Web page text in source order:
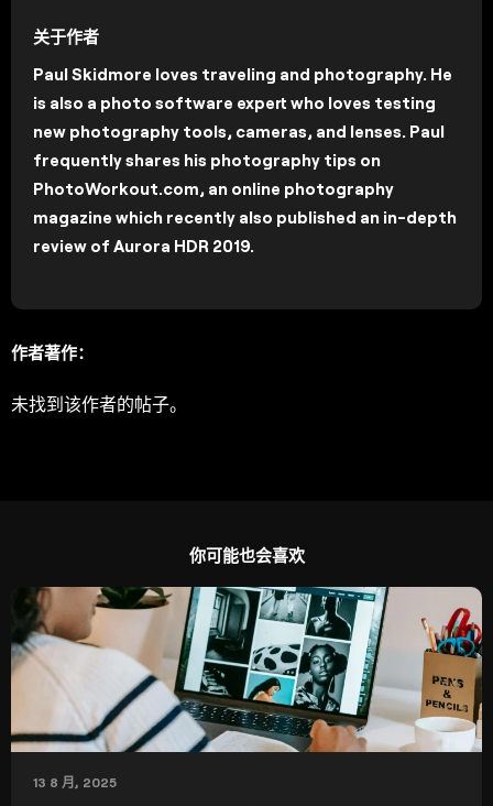
关于作者
Paul Skidmore loves traveling and photography. He
is also a photo software expert who loves testing
new photography tools, cameras, and lenses. Paul
frequently shares his photography tips on
PhotoWorkout.com, an online photography
magazine which recently also published an in-depth
review of Aurora HDR 2019.
作者著作：
未找到该作者的帖子。
你可能也会喜欢
13 8 月, 2025